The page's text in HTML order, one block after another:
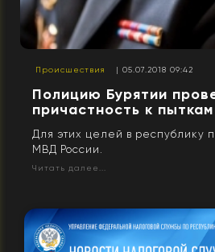
Происшествия | 05.07.2018 09:42
Полицию Бурятии
причастность к
Для этих целей в республику
МВД России.
Читать далее...